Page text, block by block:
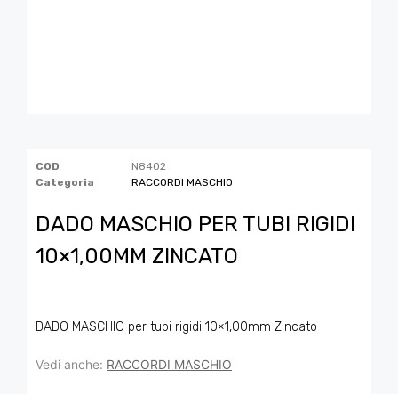
COD
N8402
Categoria
RACCORDI MASCHIO
DADO MASCHIO PER TUBI RIGIDI
10×1,00MM ZINCATO
DADO MASCHIO per tubi rigidi 10×1,00mm Zincato
Vedi anche: RACCORDI MASCHIO